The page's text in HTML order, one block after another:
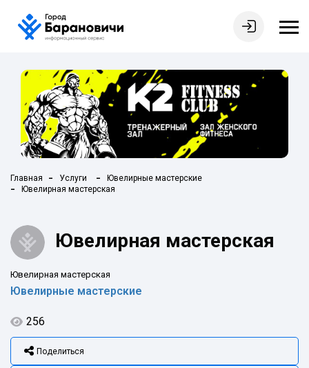
Главная Услуги
Ювелирные мастерские
Ювелирная мастерская
Ювелирная мастерская
Ювелирная мастерская
Ювелирные мастерские
256
Поделиться